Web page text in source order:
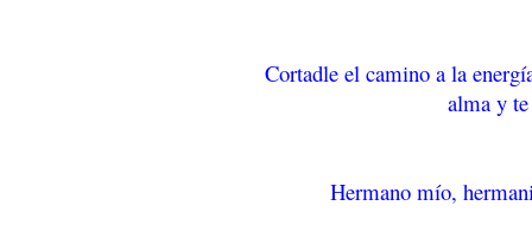
Cortadle el camino a la
alma y
Hermano mío,